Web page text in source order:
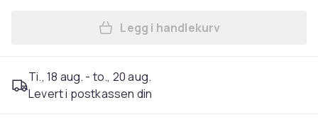
Legg Mus-/tastaturadapter
Legg i handlekurv
Ti., 18 aug. - to., 20 aug.
Levert i postkassen din